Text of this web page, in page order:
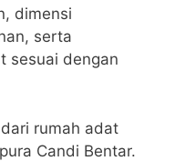
dimensi
serta
sesuai dengan
rumah adat
Candi Bentar.